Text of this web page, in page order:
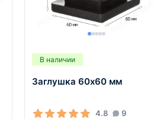
В наличии
Заглушка 60х60 мм
4.8 9